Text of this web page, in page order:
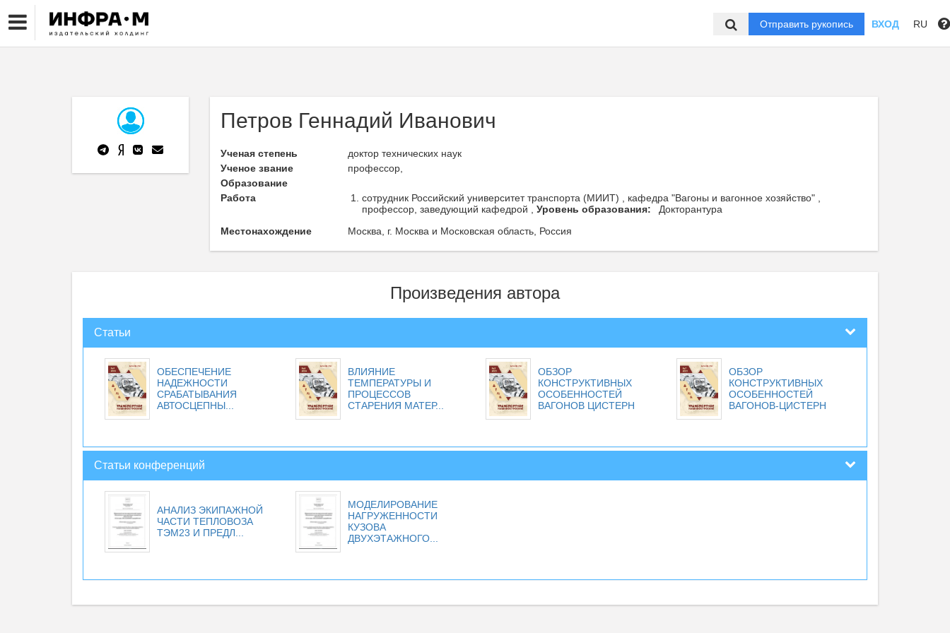
Отправить рукопись ВХОД RU
Петров Геннадий Иванович
Ученая степень
доктор технических наук
Ученое звание
профессор,
Образование
Работа
сотрудник Российский университет транспорта (МИИТ) , кафедра "Вагоны и вагонное хозяйство" ,
профессор, заведующий кафедрой , Уровень образования:
Докторантура
Местонахождение
Москва, г. Москва и Московская область, Россия
Произведения автора
Статьи
ОБЕСПЕЧЕНИЕ
НАДЕЖНОСТИ
СРАБАТЫВАНИЯ
АВТОСЦЕПНЫ...
ВЛИЯНИЕ
ТЕМПЕРАТУРЫ И
ПРОЦЕССОВ
СТАРЕНИЯ МАТЕР...
ОБЗОР
КОНСТРУКТИВНЫХ
ОСОБЕННОСТЕЙ
ВАГОНОВ ЦИСТЕРН
ОБЗОР
КОНСТРУКТИВНЫХ
ОСОБЕННОСТЕЙ
ВАГОНОВ-ЦИСТЕРН
Статьи конференций
АНАЛИЗ ЭКИПАЖНОЙ
ЧАСТИ ТЕПЛОВОЗА
ТЭМ23 И ПРЕДЛ...
МОДЕЛИРОВАНИЕ
НАГРУЖЕННОСТИ
КУЗОВА
ДВУХЭТАЖНОГО...